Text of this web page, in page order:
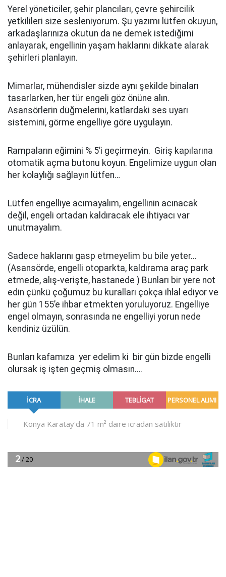
Yerel yöneticiler, şehir plancıları, çevre şehircilik
yetkilileri size sesleniyorum. Şu yazımı lütfen okuyun,
arkadaşlarınıza okutun da ne demek istediğimi
anlayarak, engellinin yaşam haklarını dikkate alarak
şehirleri planlayın.
Mimarlar, mühendisler sizde aynı şekilde binaları
tasarlarken, her tür engeli göz önüne alın.
Asansörlerin düğmelerini, katlardaki ses uyarı
sistemini, görme engelliye göre uygulayın.
Rampaların eğimini % 5’i geçirmeyin. Giriş kapılarına
otomatik açma butonu koyun. Engelimize uygun olan
her kolaylığı sağlayın lütfen…
Lütfen engelliye acımayalım, engellinin acınacak
değil, engeli ortadan kaldıracak ele ihtiyacı var
unutmayalım.
Sadece haklarını gasp etmeyelim bu bile yeter…
(Asansörde, engelli otoparkta, kaldırama araç park
etmede, alış-verişte, hastanede ) Bunları bir yere not
edin çünkü çoğumuz bu kuralları çokça ihlal ediyor ve
her gün 155’e ihbar etmekten yoruluyoruz. Engelliye
engel olmayın, sonrasında ne engelliyi yorun nede
kendiniz üzülün.
Bunları kafamıza yer edelim ki bir gün bizde engelli
olursak iş işten geçmiş olmasın….